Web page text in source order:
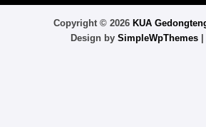
Copyright © 2026 KUA
Design by SimpleWpThemes |